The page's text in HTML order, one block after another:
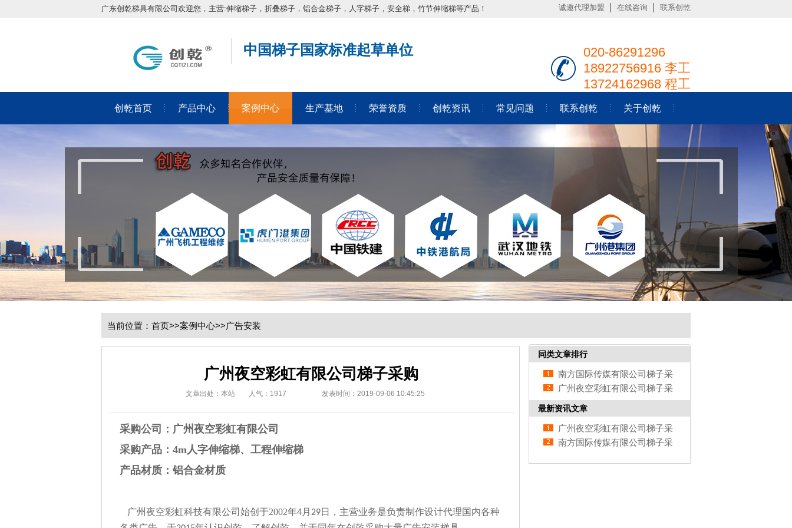
广东创乾梯具有限公司欢迎您，主营:伸缩梯子，折叠梯子，铝合金梯子，人字梯子，安全梯，竹节伸缩梯等产品！ 诚邀代理加盟 在线咨询 联系创乾
中国梯子国家标准起草单位
020-86291296
18922756916 李工
13724162968 程工
创乾首页 产品中心 案例中心 生产基地 荣誉资质 创乾资讯 常见问题 联系创乾 关于创乾
当前位置： 首页>>案例中心>>广告安装
广州夜空彩虹有限公司梯子采购
文章出处：本站 人气： 1917 发表时间：2019-09-06 10:45:25
采购公司：广州夜空彩虹有限公司
采购产品：4m人字伸缩梯、工程伸缩梯
产品材质：铝合金材质
广州夜空彩虹科技有限公司始创于2002年4月 29日，主营业务是负责制作设计代理国内各种
同类文章排行
南方国际传媒有限公司梯子采
购
广州夜空彩虹有限公司梯子采
购
最新资讯文章
广州夜空彩虹有限公司梯子采
购
南方国际传媒有限公司梯子采